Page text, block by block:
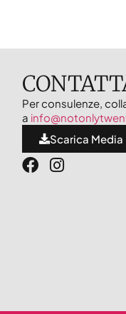
Per consulenze,
a
Scarica Media